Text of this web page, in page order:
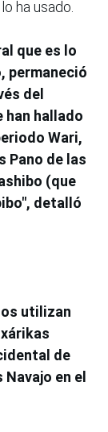
ha usado.
que es lo
permaneció
del
han hallado
Wari,
Pano de las
(que
detalló
utilizan
de
en el